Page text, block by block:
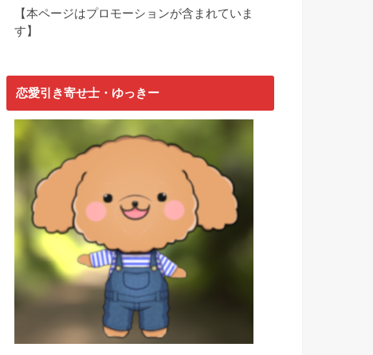
【本ページはプロモーションが含まれていま
す】
恋愛引き寄せ士・ゆっきー